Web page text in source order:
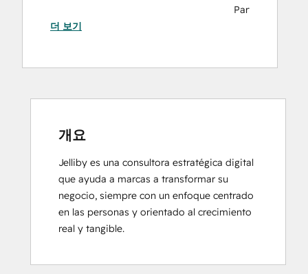
Partners
HubSpot Solutions Partner
더 보기
개요
Jelliby es una consultora estratégica digital
que ayuda a marcas a transformar su
negocio, siempre con un enfoque centrado
en las personas y orientado al crecimiento
real y tangible.